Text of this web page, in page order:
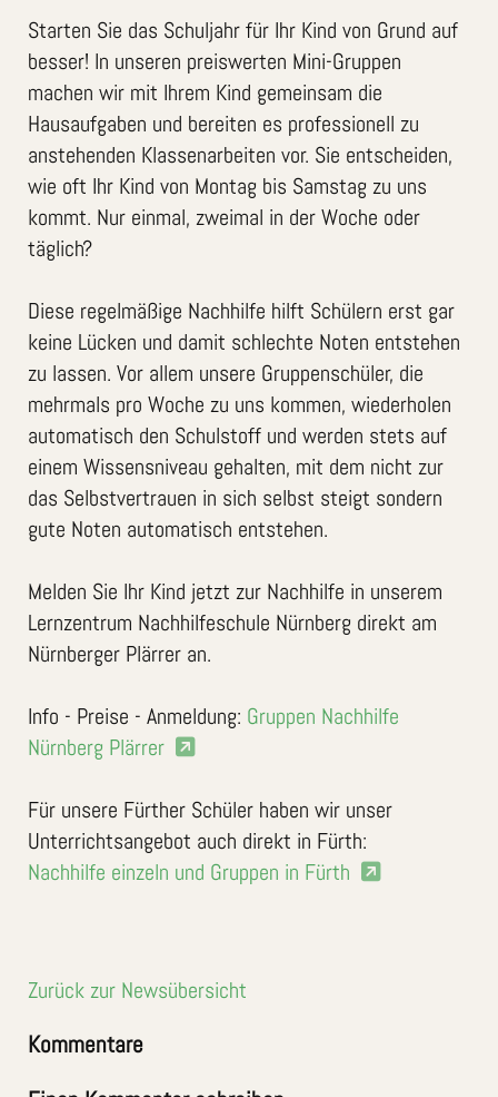
Starten Sie das Schuljahr für Ihr Kind von Grund auf
besser! In unseren preiswerten Mini-Gruppen
machen wir mit Ihrem Kind gemeinsam die
Hausaufgaben und bereiten es professionell zu
anstehenden Klassenarbeiten vor. Sie entscheiden,
wie oft Ihr Kind von Montag bis Samstag zu uns
kommt. Nur einmal, zweimal in der Woche oder
täglich?
Diese regelmäßige Nachhilfe hilft Schülern erst gar
keine Lücken und damit schlechte Noten entstehen
zu lassen. Vor allem unsere Gruppenschüler, die
mehrmals pro Woche zu uns kommen, wiederholen
automatisch den Schulstoff und werden stets auf
einem Wissensniveau gehalten, mit dem nicht zur
das Selbstvertrauen in sich selbst steigt sondern
gute Noten automatisch entstehen.
Melden Sie Ihr Kind jetzt zur Nachhilfe in unserem
Lernzentrum Nachhilfeschule Nürnberg direkt am
Nürnberger Plärrer an.
Info - Preise - Anmeldung: Gruppen Nachhilfe
Nürnberg Plärrer
Für unsere Fürther Schüler haben wir unser
Unterrichtsangebot auch direkt in Fürth:
Nachhilfe einzeln und Gruppen in Fürth
Zurück zur Newsübersicht
Kommentare